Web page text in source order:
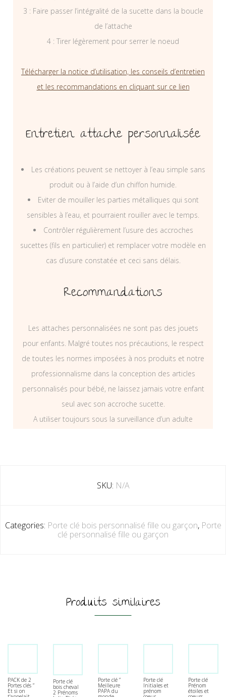
3 : Faire passer l’intégralité de la sucette dans la boucle
de l’attache
4 : Tirer légèrement pour serrer le noeud
Télécharger la notice d’utilisation, les conseils d’entretien
et les recommandations en cliquant sur ce lien
Entretien attache personnalisée
Les créations peuvent se nettoyer à l’eau simple sans
produit ou à l’aide d’un chiffon humide.
Eviter de mouiller les parties métalliques qui sont
sensibles à l’eau, et pourraient rouiller avec le temps.
Contrôler régulièrement l’usure des accroches
sucettes (fils en particulier) et remplacer votre modèle en
cas d’usure constatée et ceci sans délais.
Recommandations
Les attaches personnalisées ne sont pas des jouets
pour enfants. Malgré toutes nos précautions, le respect
de toutes les normes imposées à nos produits et notre
professionnalisme dans la conception des articles
personnalisés pour bébé, ne laissez jamais votre enfant
seul avec son accroche sucette.
A utiliser toujours sous la surveillance d’un adulte
SKU: N/A
Categories: Porte clé bois personnalisé fille ou garçon, Porte
clé personnalisé fille ou garçon
Produits similaires
PACK de 2
Portes clés ”
Et si on
Porte clé
bois cheval
2 Prénoms
Porte clé ”
Meilleure
PAPA du
Porte clé
Initiales et
prénom
Porte clé
Prénom
étoiles et